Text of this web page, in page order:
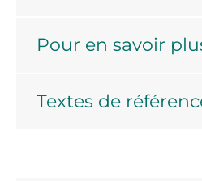
Pour en savoir
Textes de